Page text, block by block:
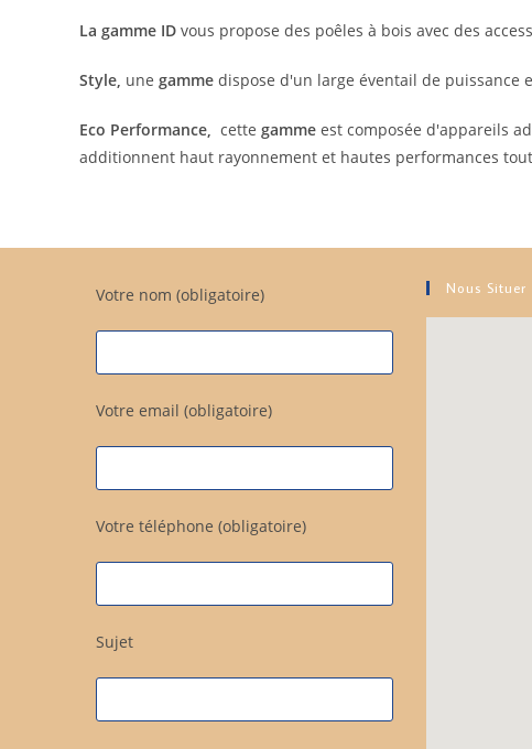
La gamme ID vous propose des poêles à bois avec des
Style, une gamme dispose d'un large éventail de puissance
Eco Performance, cette gamme est composée d'appareils
additionnent haut rayonnement et hautes performances
Votre nom (obligatoire)
Votre email (obligatoire)
Votre téléphone (obligatoire)
Sujet
Nous Situer